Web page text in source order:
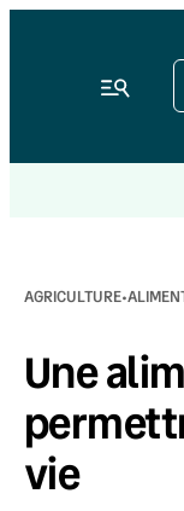
AGRICULTURE·
Une
vie